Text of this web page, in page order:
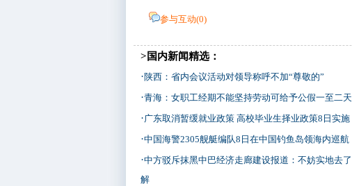
参与互动(0)
>国内新闻精选：
·陕西：省内会议活动对领导称呼不加“尊敬的”
·青海：女职工经期不能坚持劳动可给予公假一至二天
·广东取消暂缓就业政策 高校毕业生择业政策8日实施
·中国海警2305舰艇编队8日在中国钓鱼岛领海内巡航
·中方驳斥抹黑中巴经济走廊建设报道：不妨实地去了
解